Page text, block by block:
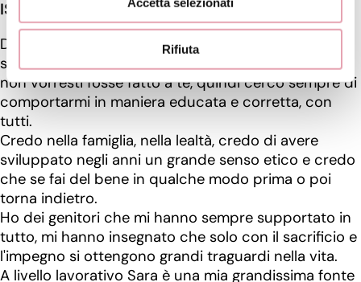
Rifiuta
ISPIRAZIONI E VALORI
Da quando ero piccola i miei genitori mi hanno
sempre insegnato a non fare mai agli altri ciò che
non vorresti fosse fatto a te, quindi cerco sempre di
comportarmi in maniera educata e corretta, con
tutti.
Credo nella famiglia, nella lealtà, credo di avere
sviluppato negli anni un grande senso etico e credo
che se fai del bene in qualche modo prima o poi
torna indietro.
Ho dei genitori che mi hanno sempre supportato in
tutto, mi hanno insegnato che solo con il sacrificio e
l'impegno si ottengono grandi traguardi nella vita.
A livello lavorativo Sara è una mia grandissima fonte